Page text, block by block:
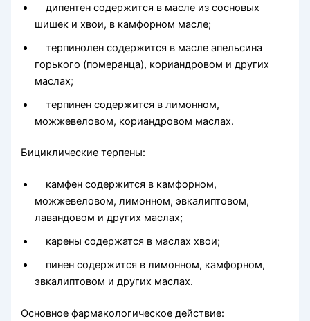
дипентен содержится в масле из сосновых
шишек и хвои, в камфорном масле;
терпинолен содержится в масле апельсина
горького (поме­ранца), кориандровом и других
маслах;
терпинен содержится в лимонном,
можжевеловом, кори­андровом маслах.
Бициклические терпены:
камфен содержится в камфорном,
можжевеловом, лимон­ном, эвкалиптовом,
лавандовом и других маслах;
карены содержатся в маслах хвои;
пинен содержится в лимонном, камфорном,
эвкалиптовом и других маслах.
Основное фармакологическое действие: